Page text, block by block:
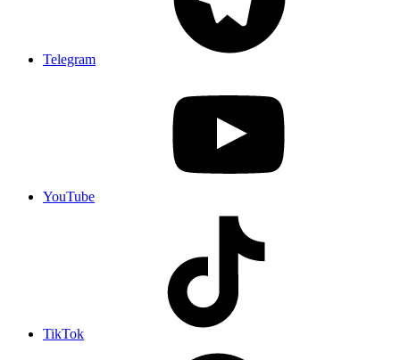
Telegram
YouTube
TikTok